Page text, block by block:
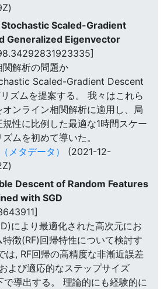
Scaled-Gradient
Generalized Eigenvector
関解析の問題か
Scaled-Gradient Descent
ズムを提案する。 我々はこれら
ンライン相関解析に適用し、局
性に比例した最適な1時間スケー
ムを初めて導いた。
メタデータ）
(2021-12-
Descent of Random Features
with SGD
により最適化された高次元にお
徴(RF)回帰特性について検討す
は, RF回帰の高精度な非漸近誤差
よび適応的なステップサイズ
で導出する。 理論的にも経験的に